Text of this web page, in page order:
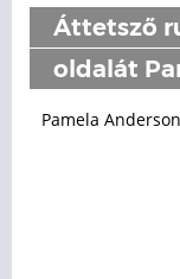
Áttetsző
oldalát
Pamela